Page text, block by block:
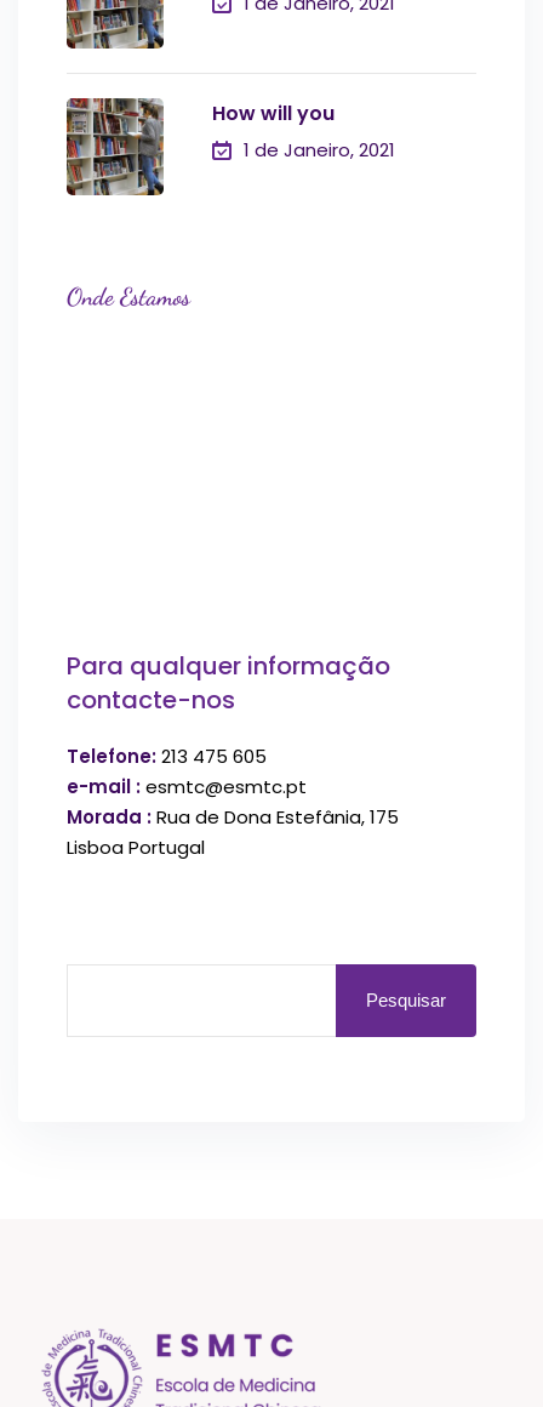
How will you
1 de Janeiro, 2021
Onde Estamos
Para qualquer informação
contacte-nos
Telefone:213 475 605
e-mail :esmtc@esmtc.pt
Morada :Rua de Dona Estefânia, 175
Lisboa Portugal
Pesquisar